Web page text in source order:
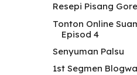
Resepi Pisang
Tonton Online
Episod 4
Senyuman Palsu
1st Segmen